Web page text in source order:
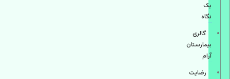
یک
نگاه
گالری
بیمارستان
آرام
رضایت